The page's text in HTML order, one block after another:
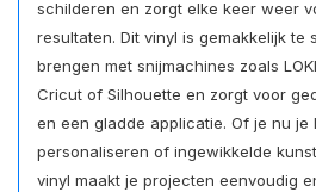
schilderen en zorgt elke keer weer
resultaten. Dit vinyl is gemakkelijk te
brengen met snijmachines zoals
Cricut of Silhouette en zorgt voor
en een gladde applicatie. Of je nu
personaliseren of ingewikkelde
vinyl maakt je projecten eenvoudig